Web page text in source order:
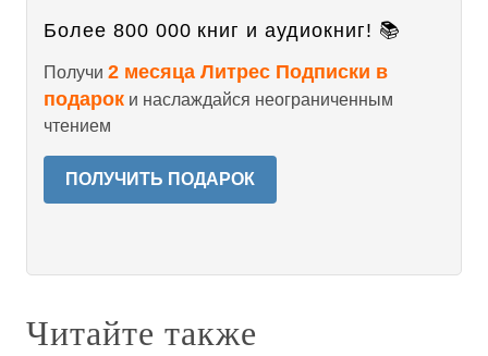
Более 800 000 книг и аудиокниг! 📚
Получи 2 месяца Литрес Подписки в
подарок и наслаждайся неограниченным
чтением
ПОЛУЧИТЬ ПОДАРОК
Читайте также